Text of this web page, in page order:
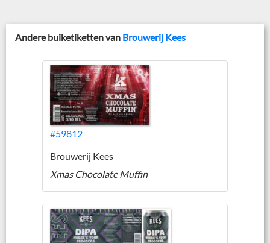
Andere buiketiketten van Brouwerij Kees
#59812
Brouwerij Kees
Xmas Chocolate Muffin